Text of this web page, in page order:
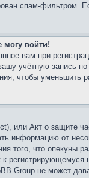
спам-фильтром.
могу войти!
вам при
учётную запись
чтобы уменьшить
или Акт о защите
информацию от
того, что
Group не может